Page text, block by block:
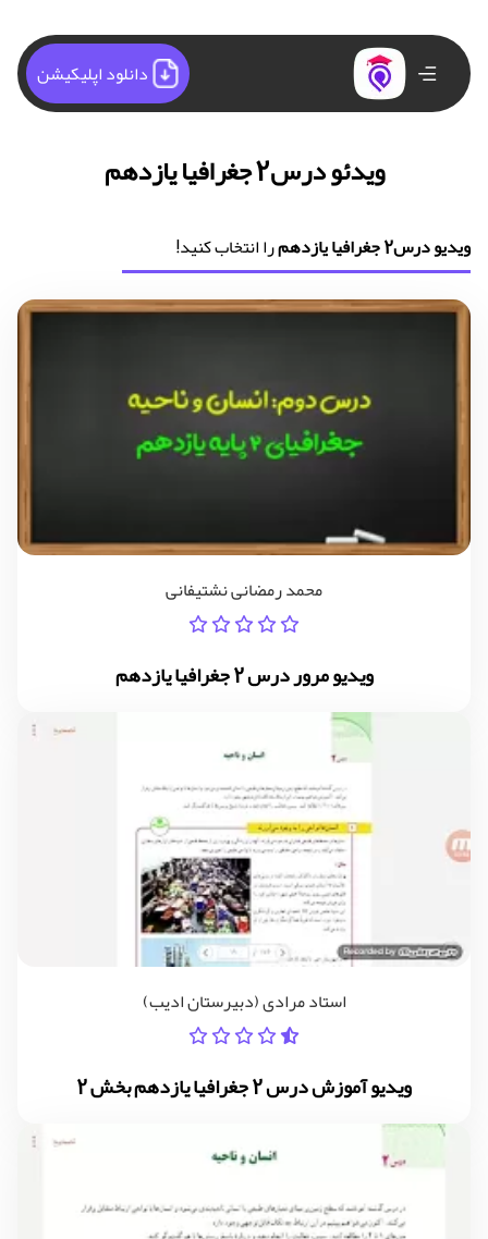
دانلود اپلیکیشن
ویدئو درس2 جغرافیا یازدهم
ویدیو درس2 جغرافیا یازدهم را انتخاب کنید!
محمد رمضانی نشتیفانی
ویدیو مرور درس 2 جغرافیا یازدهم
استاد مرادی (دبیرستان ادیب)
ویدیو آموزش درس 2 جغرافیا یازدهم بخش 2